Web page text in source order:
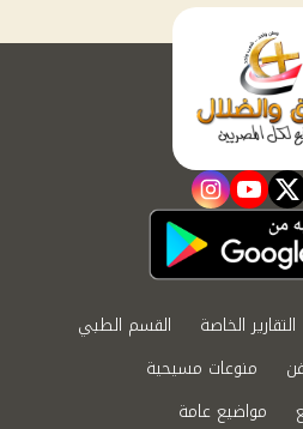
twitter
youtube
instagram
التقارير الخاصة
القسم الطبي
منوعات مسيحية
مواضيع عامة